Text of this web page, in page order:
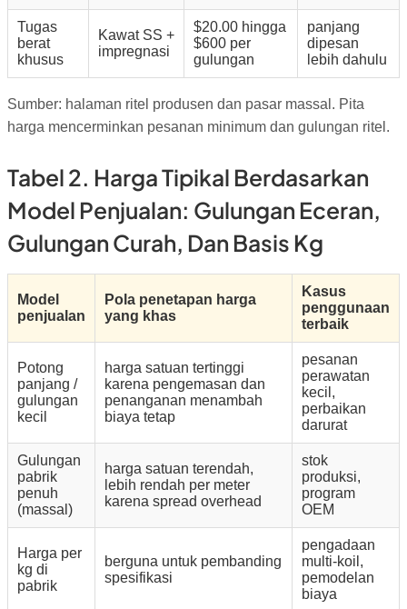
Tugas
berat
khusus
Kawat SS +
impregnasi
$20.00 hingga
$600 per
gulungan
panjang
dipesan
lebih dahulu
Sumber: halaman ritel produsen dan pasar massal. Pita
harga mencerminkan pesanan minimum dan gulungan ritel.
Tabel 2. Harga Tipikal Berdasarkan
Model Penjualan: Gulungan Eceran,
Gulungan Curah, Dan Basis Kg
Model
penjualan
Pola penetapan harga
yang khas
Kasus
penggunaan
terbaik
Potong
panjang /
gulungan
kecil
harga satuan tertinggi
karena pengemasan dan
penanganan menambah
biaya tetap
pesanan
perawatan
kecil,
perbaikan
darurat
Gulungan
pabrik
penuh
(massal)
harga satuan terendah,
lebih rendah per meter
karena spread overhead
stok
produksi,
program
OEM
Harga per
kg di
pabrik
berguna untuk pembanding
spesifikasi
pengadaan
multi-koil,
pemodelan
biaya